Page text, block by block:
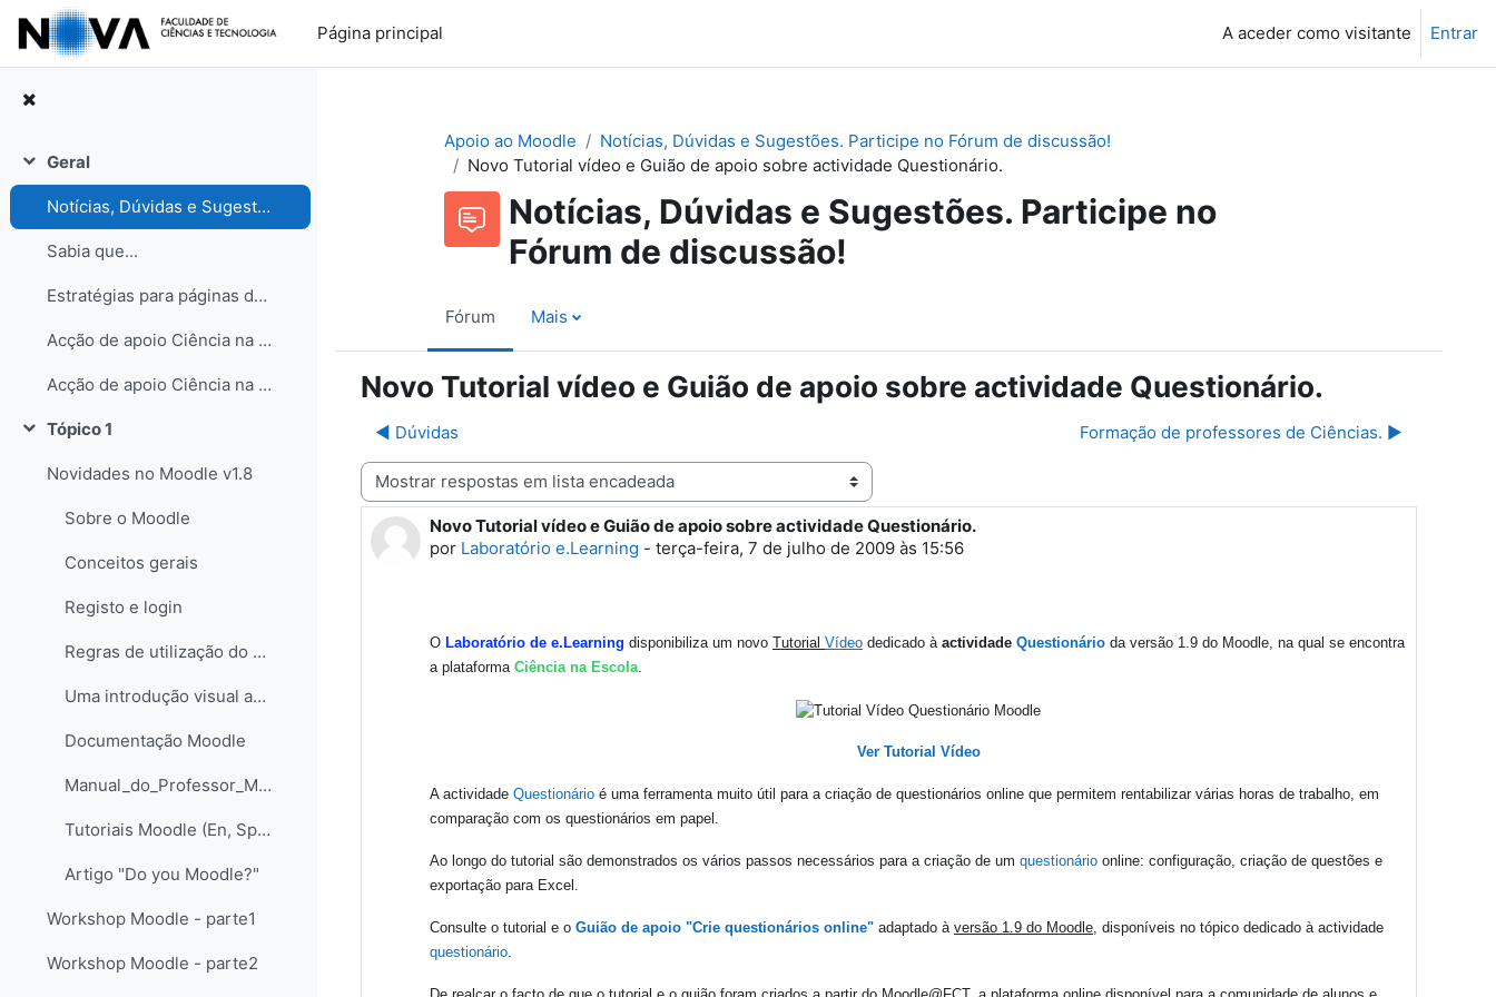
Ir para o conteúdo principal
Página principal
A aceder como visitante Entrar
Contrair
Geral
Notícias, Dúvidas e Sugestões. Participe no Fórum de discussão!
Sabia que...
Estratégias para páginas de turma
Acção de apoio Ciência na Escola
Acção de apoio Ciência na Escola
Contrair
Tópico 1
Novidades no Moodle v1.8
Sobre o Moodle
Conceitos gerais
Registo e login
Regras de utilização do Moodle Ciência na Escola
Uma introdução visual ao Moodle@FCTUNL - para professores e criadores de páginas - Versão Flash Paper
Documentação Moodle
Manual_do_Professor_Moodle_LABORIS
Tutoriais Moodle (En, Sp, Pt)
Artigo "Do you Moodle?"
Workshop Moodle - parte1
Workshop Moodle - parte2
Apoio ao Moodle
Notícias, Dúvidas e Sugestões. Participe no Fórum de discussão!
Novo Tutorial vídeo e Guião de apoio sobre actividade Questionário.
Notícias, Dúvidas e Sugestões. Participe no
Fórum de discussão!
Fórum Mais
Novo Tutorial vídeo e Guião de apoio sobre actividade Questionário.
◀︎ Dúvidas Formação de professores de Ciências. ▶︎
Modo de visualização
Novo Tutorial vídeo e Guião de apoio sobre actividade Questionário.
por Laboratório e.Learning - terça-feira, 7 de julho de 2009 às 15:56
Número de respostas: 0
O Laboratório de e.Learning disponibiliza um novo Tutorial Vídeo dedicado à actividade Questionário da versão 1.9 do Moodle, na qual se encontra
a plataforma Ciência na Escola.
Ver Tutorial Vídeo
A actividade Questionário é uma ferramenta muito útil para a criação de questionários online que permitem rentabilizar várias horas de trabalho, em
comparação com os questionários em papel.
Ao longo do tutorial são demonstrados os vários passos necessários para a criação de um questionário online: configuração, criação de questões e
exportação para Excel.
Consulte o tutorial e o Guião de apoio "Crie questionários online" adaptado à versão 1.9 do Moodle, disponíveis no tópico dedicado à actividade
questionário.